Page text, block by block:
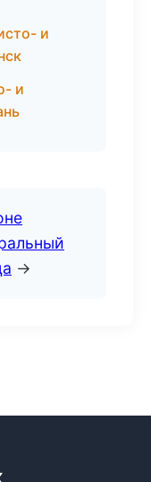
и
и
→